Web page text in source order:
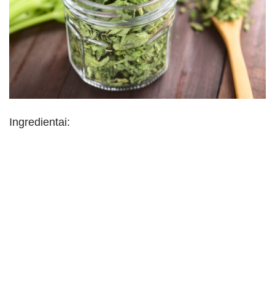
Ingredientai: